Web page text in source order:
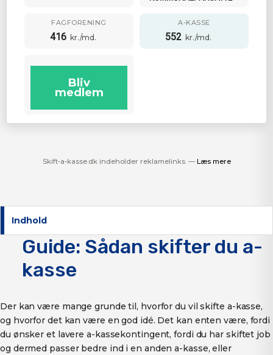
FAGFORENING
416 kr./md.
A-KASSE
552 kr./md.
Bliv
medlem
Skift-a-kasse.dk indeholder reklamelinks. — Læs mere
Guide: Sådan skifter du a-
kasse
Der kan være mange grunde til, hvorfor du vil skifte a-kasse,
og hvorfor det kan være en god idé. Det kan enten være, fordi
du ønsker et lavere a-kassekontingent, fordi du har skiftet job
og dermed passer bedre ind i en anden a-kasse, eller
Indhold